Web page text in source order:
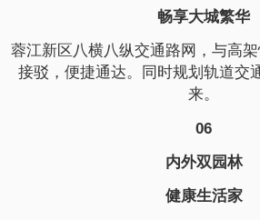
畅享大城繁华
蓉江新区八横八纵交通路网，与高
接驳，便捷通达。同时规划轨道交
来。
06
内外双园林
健康生活家